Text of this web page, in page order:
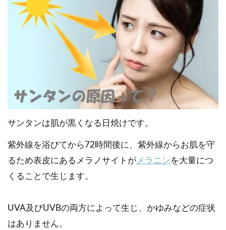
サンタンは肌が黒くなる日焼けです。
紫外線を浴びてから72時間後に、紫外線からお肌を守
るため表皮にあるメラノサイトがメラニンを大量につ
くることで生じます。
UVA及びUVBの両方によって生じ、かゆみなどの症状
はありません。